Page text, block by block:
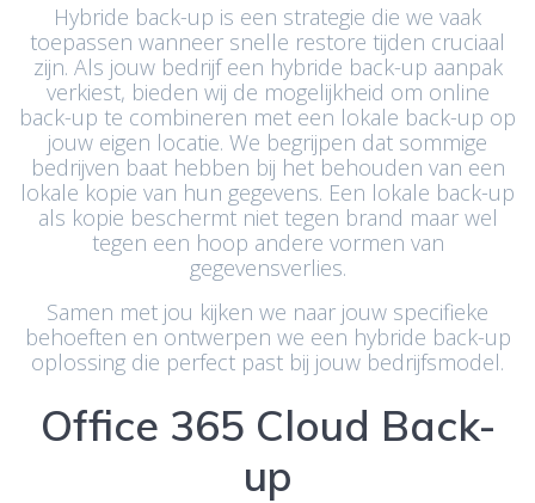
Hybride back-up is een strategie die we vaak
toepassen wanneer snelle restore tijden cruciaal
zijn. Als jouw bedrijf een hybride back-up aanpak
verkiest, bieden wij de mogelijkheid om online
back-up te combineren met een lokale back-up op
jouw eigen locatie. We begrijpen dat sommige
bedrijven baat hebben bij het behouden van een
lokale kopie van hun gegevens. Een lokale back-up
als kopie beschermt niet tegen brand maar wel
tegen een hoop andere vormen van
gegevensverlies.
Samen met jou kijken we naar jouw specifieke
behoeften en ontwerpen we een hybride back-up
oplossing die perfect past bij jouw bedrijfsmodel.
Office 365 Cloud Back-
up